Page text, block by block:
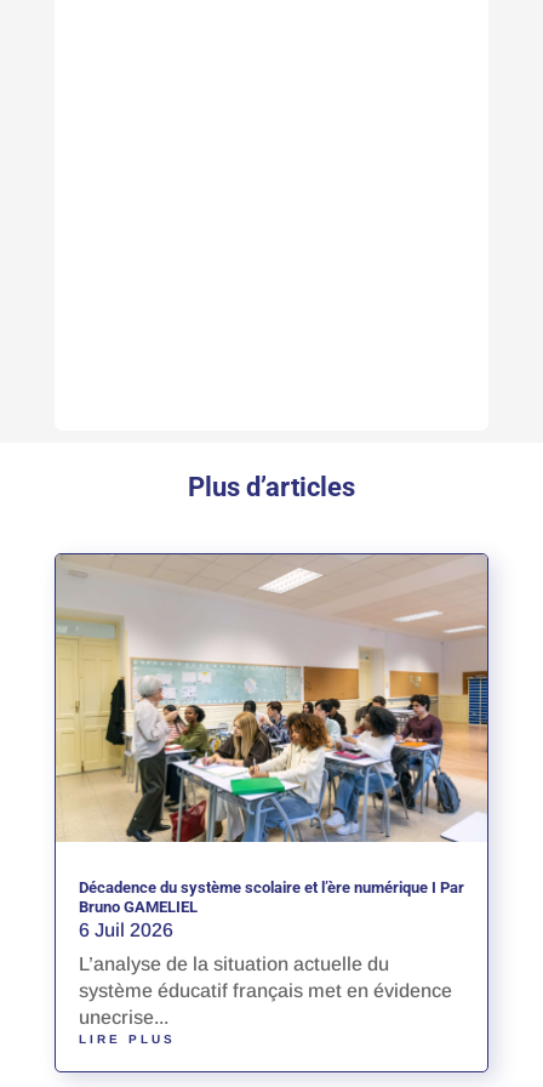
Plus d’articles
Décadence du système scolaire et l’ère numérique I Par
Bruno GAMELIEL
6 Juil 2026
L’analyse de la situation actuelle du
système éducatif français met en évidence
unecrise...
LIRE PLUS